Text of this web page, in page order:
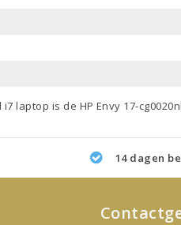
i7 laptop is de HP Envy 17-
14 dagen